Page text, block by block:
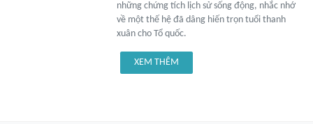
những chứng tích lịch sử sống động, nhắc nhớ
về một thế hệ đã dâng hiến trọn tuổi thanh
xuân cho Tổ quốc.
XEM THÊM